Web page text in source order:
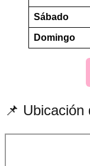
Sábado
Domingo
📌